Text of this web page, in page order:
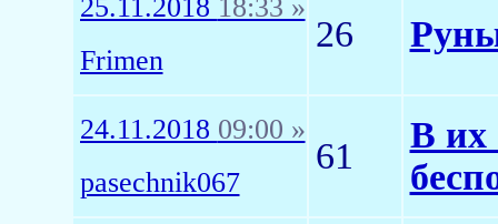
25.11.2018 18:33 »
Frimen
26
24.11.2018 09:00 »
pasechnik067
61
В их